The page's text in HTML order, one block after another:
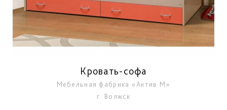
Кровать-софа
Мебельная фабрика «Актив М»
г. Волжск